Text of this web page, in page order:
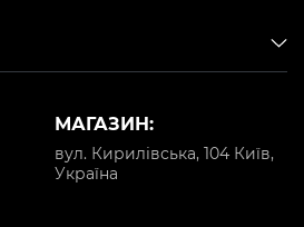
МАГАЗИН:
вул. Кирилівська, 104 Київ,
Україна